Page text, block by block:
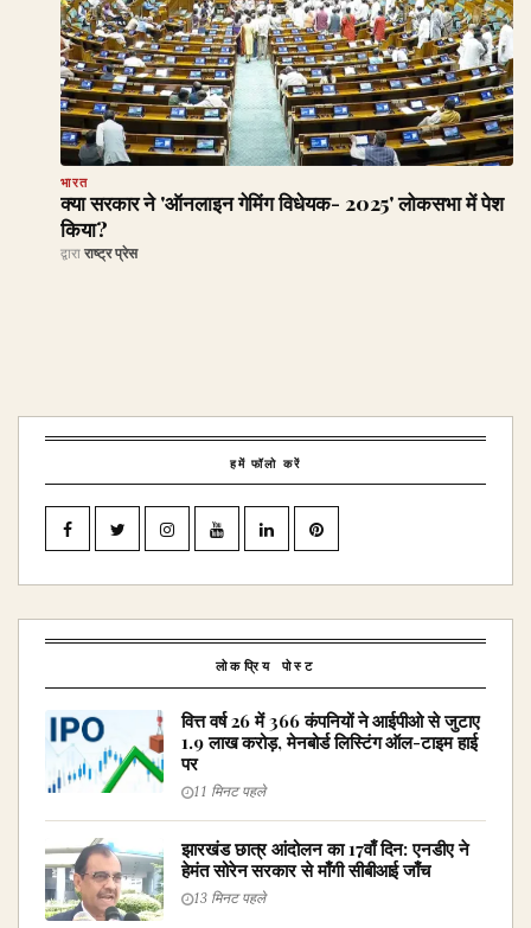
भारत
क्या सरकार ने 'ऑनलाइन गेमिंग विधेयक- 2025' लोकसभा में पेश
किया?
द्वारा राष्ट्र प्रेस
हमें फॉलो करें
लोकप्रिय पोस्ट
वित्त वर्ष 26 में 366 कंपनियों ने आईपीओ से जुटाए
₹1.9 लाख करोड़, मेनबोर्ड लिस्टिंग ऑल-टाइम हाई
पर
11 मिनट पहले
झारखंड छात्र आंदोलन का 17वाँ दिन: एनडीए ने
हेमंत सोरेन सरकार से माँगी सीबीआई जाँच
13 मिनट पहले